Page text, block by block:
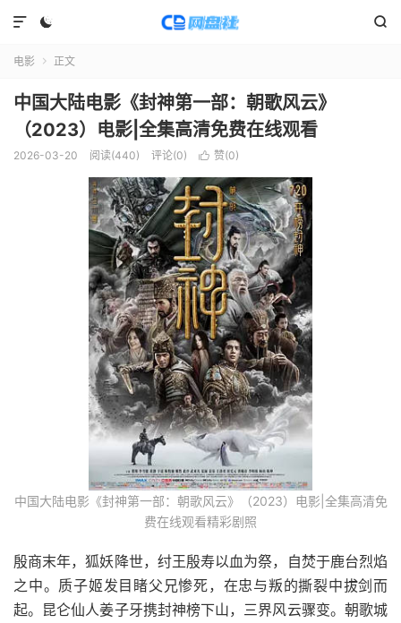
 

电影  正文
中国大陆电影《封神第一部：朝歌风云》
（2023）电影|全集高清免费在线观看
2026-03-20 阅读(440) 评论(0)  赞(0)
中国大陆电影《封神第一部：朝歌风云》（2023）电影|全集高清免
费在线观看精彩剧照
殷商末年，狐妖降世，纣王殷寿以血为祭，自焚于鹿台烈焰
之中。质子姬发目睹父兄惨死，在忠与叛的撕裂中拔剑而
起。昆仑仙人姜子牙携封神榜下山，三界风云骤变。朝歌城